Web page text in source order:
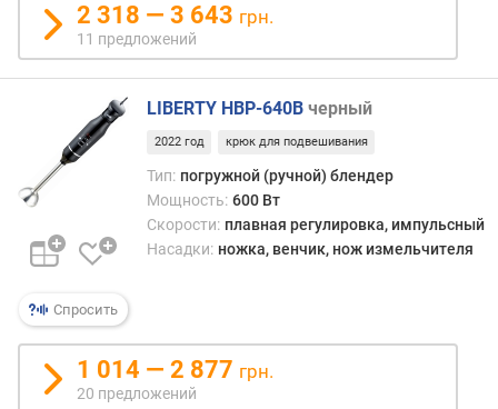
с
д
е
в
х
к
д
о
р
2 318 — 3 643 грн.
11 предложений
Спросить
LIBERTY HBP-640B черный
2022 год крюк для подвешивания
Тип: погружной (ручной) блендер
Мощность: 600 Вт
Скорости: плавная регулировка, импульсный
Насадки: ножка, венчик, нож измельчителя
1 014 — 2 877 грн.
20 предложений